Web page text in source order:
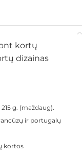
kortų
dizainas
g. (maždaug).
ir portugalų
kortos